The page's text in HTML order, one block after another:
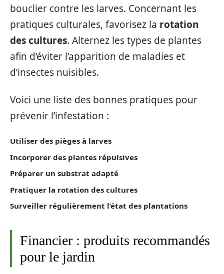
bouclier contre les larves. Concernant les
pratiques culturales, favorisez la rotation
des cultures. Alternez les types de plantes
afin d’éviter l’apparition de maladies et
d’insectes nuisibles.
Voici une liste des bonnes pratiques pour
prévenir l’infestation :
Utiliser des pièges à larves
Incorporer des plantes répulsives
Préparer un substrat adapté
Pratiquer la rotation des cultures
Surveiller régulièrement l’état des plantations
Financier : produits recommandés
pour le jardin